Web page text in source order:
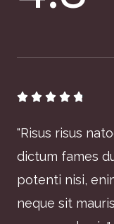
    
"Risus risus
dictum fames
potenti nisi,
neque sit